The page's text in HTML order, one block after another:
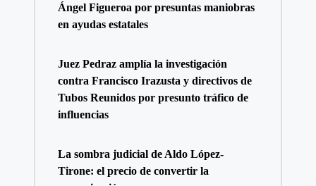
Ángel Figueroa por presuntas maniobras
en ayudas estatales
Juez Pedraz amplía la investigación
contra Francisco Irazusta y directivos de
Tubos Reunidos por presunto tráfico de
influencias
La sombra judicial de Aldo López-
Tirone: el precio de convertir la